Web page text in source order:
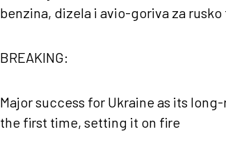
benzina, dizela i avio-goriva za rusko
BREAKING:
Major success for Ukraine as its
the first time, setting it on fire